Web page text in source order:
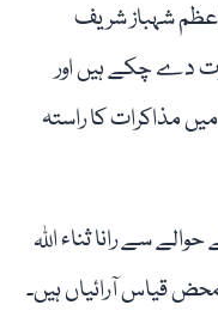
شہباز شریف
دے چکے ہیں اور
مذاکرات کا راستہ
سے رانا ثناء اللہ
قیاس آرائیاں ہیں۔